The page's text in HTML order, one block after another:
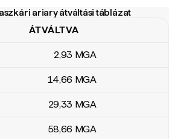
ariary átváltási táblázat
ariary átváltási táblázat
ÁTVÁLTVA
2,93 MGA
14,66 MGA
29,33 MGA
58,66 MGA